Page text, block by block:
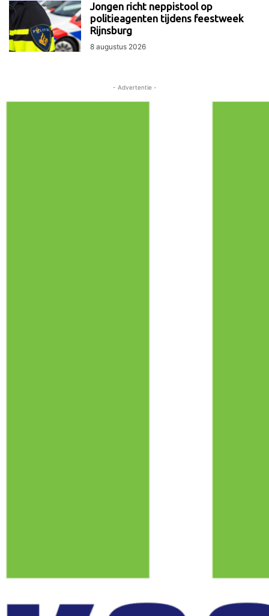
Jongen richt neppistool op
politieagenten tijdens feestweek
Rijnsburg
8 augustus 2026
- Advertentie -